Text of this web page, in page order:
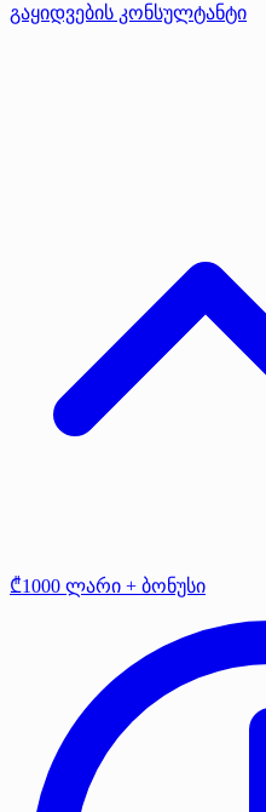
გაყიდვების კონსულტანტი
₾1000 ლარი + ბონუსი